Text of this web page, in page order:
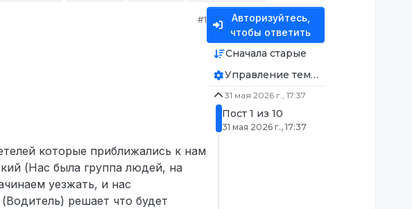
#1
которые приближались к нам
(Нас была группа людей, на
уезжать, и нас
решает что будет
Авторизуйтесь,
чтобы ответить
Сначала старые
Управление темой
31 мая 2026 г., 17:37
Пост 1 из 10
31 мая 2026 г., 17:37